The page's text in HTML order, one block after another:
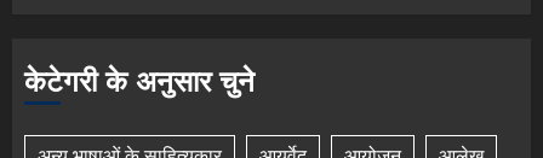
केटेगरी के अनुसार चुने